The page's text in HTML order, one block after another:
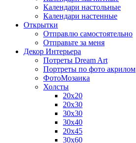
Календари настольные
Календари настенные
Открытки
Отправлю самостоятельно
Отправьте за меня
Декор Интерьера
Потреты Dream Art
Портреты по фото акрилом
ФотоМозаика
Холсты
20х20
20х30
30х30
30х40
20х45
30х60